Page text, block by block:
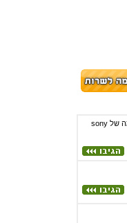
מה מטרת הצגת התמונות? מה זה פירסומת לsony זה עלוב מאוד , אני עם מצלמו** של sony סיימתי . יש לי מצלמה של sony